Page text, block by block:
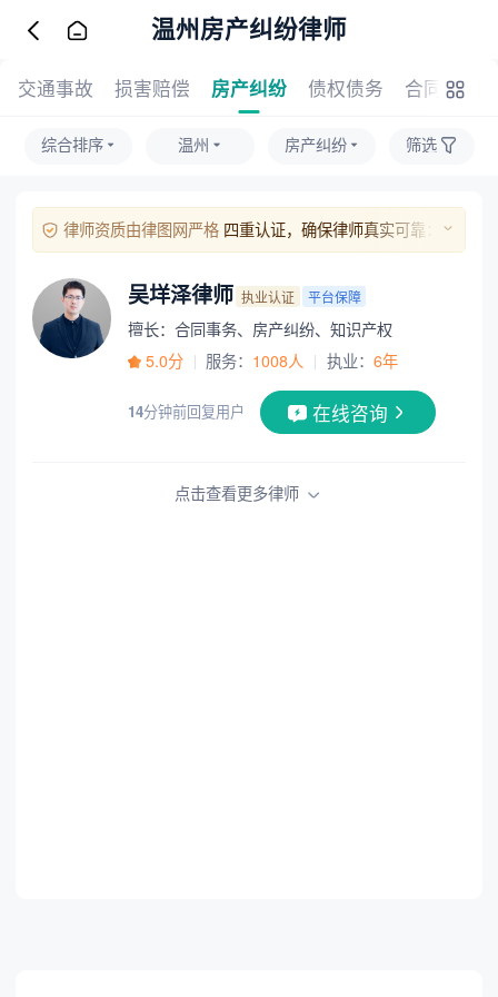
温州房产纠纷律师
交通事故 损害赔偿 房产纠纷 债权债务 合同事务
综合排序 温州 房产纠纷 筛选
律师资质由律图网严格 四重认证，确保律师真实可靠：
2、执业证照核验：上传的执业证照片经人工与系统双重审核；
3、官方执业信息核验：通过官方渠道对其执业证号进行核实；
4、手机号验证：绑定手机号并通过验证码完成本人验证。
吴垟泽律师 执业认证 平台保障
擅长：合同事务、房产纠纷、知识产权
5.0分
服务： 1008人 执业： 6年
14分钟前回复用户 在线咨询
点击查看更多律师